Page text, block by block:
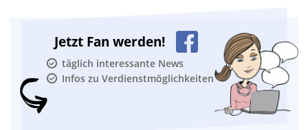
Jetzt Fan werden!
täglich interessante News
Infos zu Verdienstmöglichkeiten